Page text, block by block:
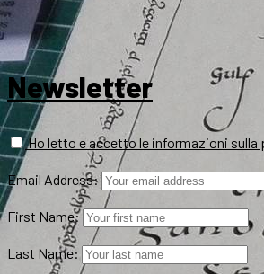
Newsletter
Ho letto e accetto le informazioni sulla
Email Address:
First Name:
Last Name: